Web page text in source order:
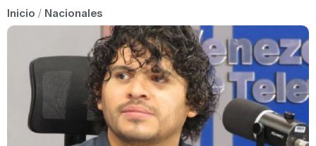
Inicio / Nacionales